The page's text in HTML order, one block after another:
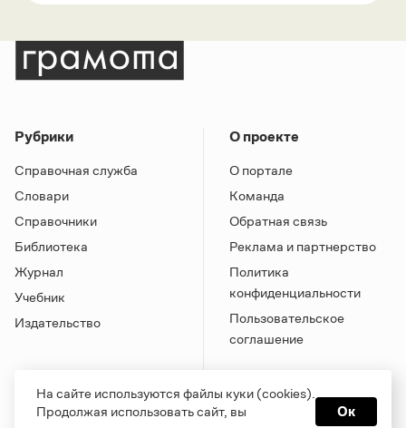
Рубрики
Справочная служба
Словари
Справочники
Библиотека
Журнал
Учебник
Издательство
О проекте
О портале
Команда
Обратная связь
Реклама и партнерство
Политика
конфиденциальности
Пользовательское
соглашение
На сайте используются файлы куки (cookies).
Продолжая использовать сайт, вы
Ок